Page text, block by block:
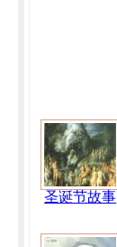
圣诞节故事